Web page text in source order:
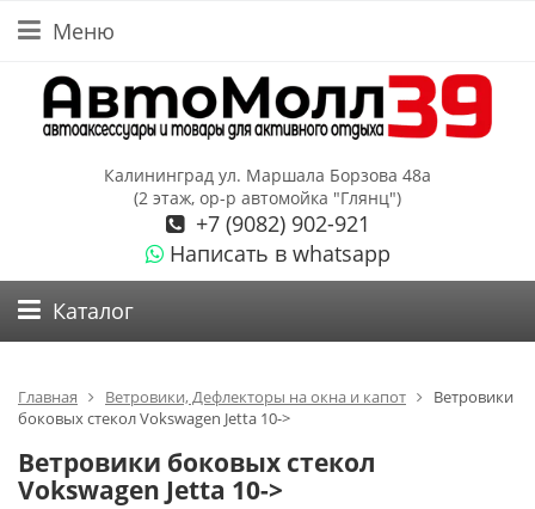
Меню
Калининград ул. Маршала Борзова 48а
(2 этаж, ор-р автомойка "Глянц")
+7 (9082) 902-921
Написать в whatsapp
Каталог
Главная Ветровики, Дефлекторы на окна и капот
Ветровики
боковых стекол Vokswagen Jetta 10->
Ветровики боковых стекол
Vokswagen Jetta 10->